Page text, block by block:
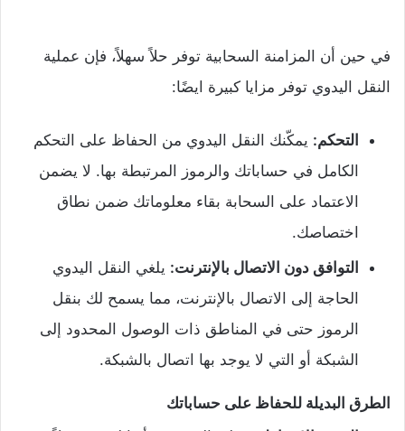
في حين أن المزامنة السحابية توفر حلاً سهلاً، فإن عملية
النقل اليدوي توفر مزايا كبيرة ايضًا:
التحكم: يمكّنك النقل اليدوي من الحفاظ على التحكم
الكامل في حساباتك والرموز المرتبطة بها. لا يضمن
الاعتماد على السحابة بقاء معلوماتك ضمن نطاق
اختصاصك.
التوافق دون الاتصال بالإنترنت: يلغي النقل اليدوي
الحاجة إلى الاتصال بالإنترنت، مما يسمح لك بنقل
الرموز حتى في المناطق ذات الوصول المحدود إلى
الشبكة أو التي لا يوجد بها اتصال بالشبكة.
الطرق البديلة للحفاظ على حساباتك